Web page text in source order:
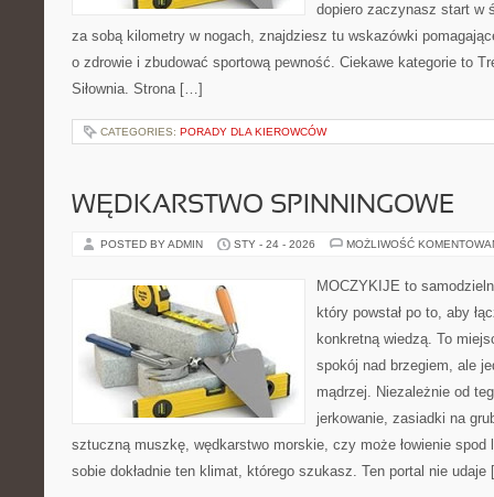
dopiero zaczynasz start w
za sobą kilometry w nogach, znajdziesz tu wskazówki
o zdrowie i zbudować sportową pewność. Ciekawe kategorie to
Siłownia. Strona […]
CATEGORIES: PORADY DLA KIEROWCÓW
WĘDKARSTWO SPINNINGOWE
POSTED BY ADMIN STY - 24 - 2026 MOŻLIWOŚĆ
MOCZYKIJE to
który powstał po to, aby
konkretną wiedzą. To
spokój nad brzegiem, ale
mądrzej. Niezależnie od
jerkowanie, zasiadki na
sztuczną muszkę, wędkarstwo morskie, czy może łowienie spod
sobie dokładnie ten klimat, którego szukasz. Ten portal nie